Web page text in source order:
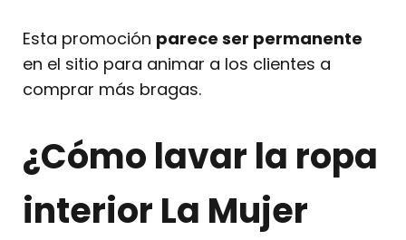
Esta promoción parece ser permanente
en el sitio para animar a los clientes a
comprar más bragas.
¿Cómo lavar la ropa
interior La Mujer